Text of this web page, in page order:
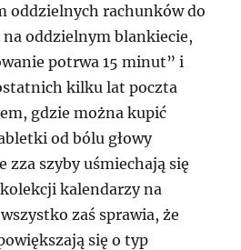
oddzielnych rachunków do
na oddzielnym blankiecie,
potrwa 15 minut” i
kilku lat poczta
gdzie można kupić
od bólu głowy
zza szyby uśmiechają się
kalendarzy na
zaś sprawia, że
się o typ